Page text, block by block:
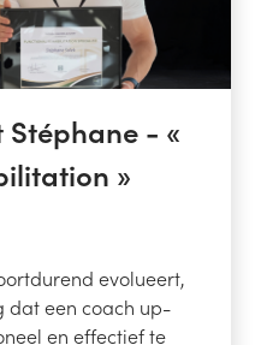
- «
»
evolueert,
dat een coach up-
en effectief te